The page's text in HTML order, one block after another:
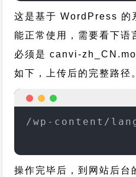
这是基于 WordPress 的
能正常使用，需要看下语
必须是 canvi-zh_CN.mo
如下，上传后的完整路径
/wp-content/
操作完毕后，到网站后